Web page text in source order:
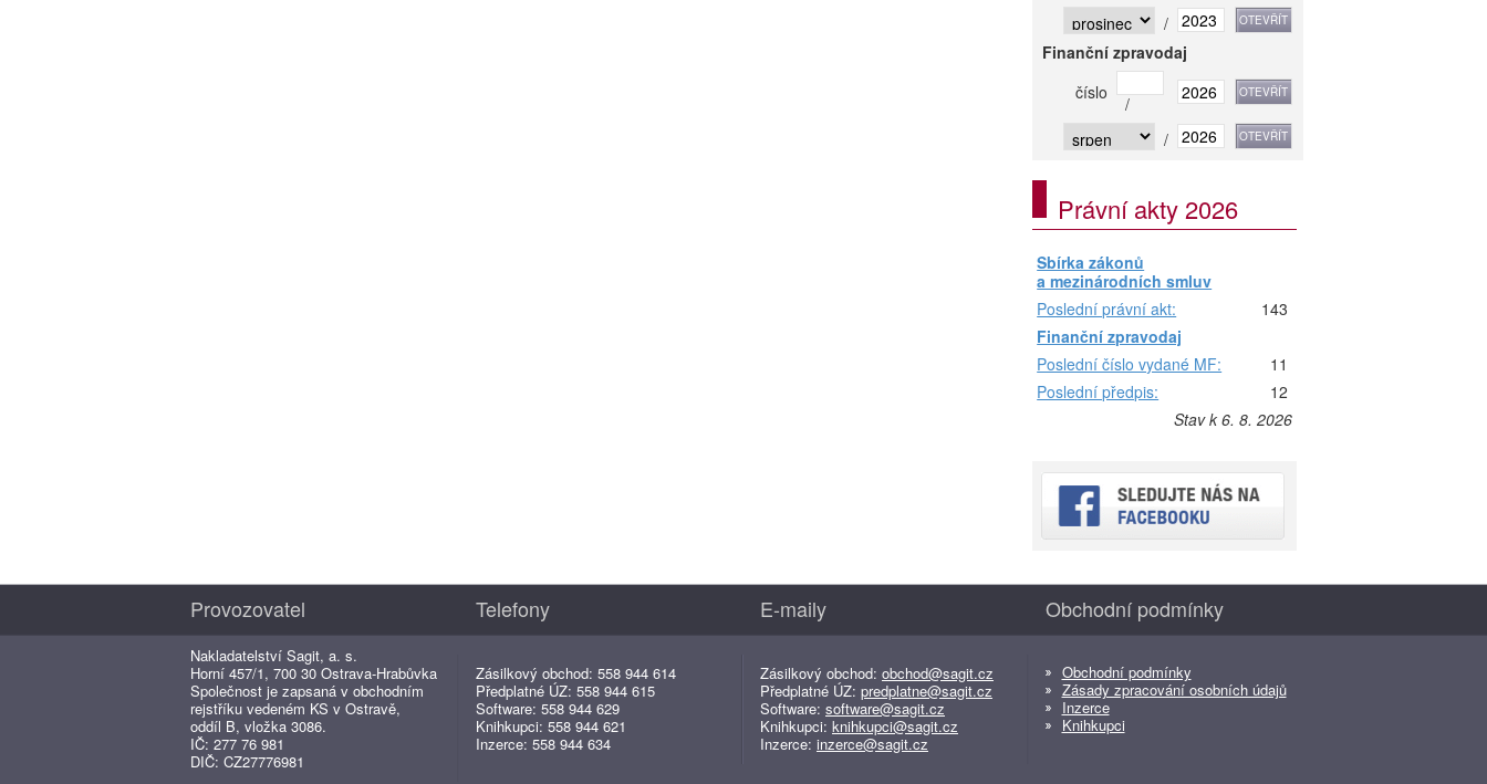
/
Finanční zpravodaj
číslo
/
/
Právní akty 2026
Sbírka zákonů
a mezinárodních smluv
Poslední právní akt:
143
Finanční zpravodaj
Poslední číslo vydané MF:
11
Poslední předpis:
12
Stav k 6. 8. 2026
Provozovatel
Nakladatelství Sagit, a. s.
Horní 457/1, 700 30 Ostrava-Hrabůvka
Společnost je zapsaná v obchodním
rejstříku vedeném KS v Ostravě,
oddíl B, vložka 3086.
IČ: 277 76 981
DIČ: CZ27776981
Telefony
Zásilkový obchod: 558 944 614
Předplatné ÚZ: 558 944 615
Software: 558 944 629
Knihkupci: 558 944 621
Inzerce: 558 944 634
E-maily
Zásilkový obchod: obchod@sagit.cz
Předplatné ÚZ: predplatne@sagit.cz
Software: software@sagit.cz
Knihkupci: knihkupci@sagit.cz
Inzerce: inzerce@sagit.cz
Obchodní podmínky
Obchodní podmínky
Zásady zpracování osobních údajů
Inzerce
Knihkupci